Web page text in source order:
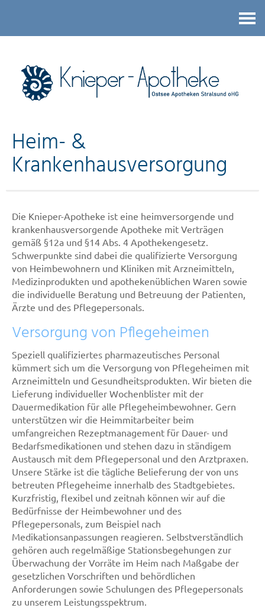
Heim- &
Krankenhausversorgung
Die Knieper-Apotheke ist eine heimversorgende und
krankenhausversorgende Apotheke mit Verträgen
gemäß §12a und §14 Abs. 4 Apothekengesetz.
Schwerpunkte sind dabei die qualifizierte Versorgung
von Heimbewohnern und Kliniken mit Arzneimitteln,
Medizinprodukten und apothekenüblichen Waren sowie
die individuelle Beratung und Betreuung der Patienten,
Ärzte und des Pflegepersonals.
Versorgung von Pflegeheimen
Speziell qualifiziertes pharmazeutisches Personal
kümmert sich um die Versorgung von Pflegeheimen mit
Arzneimitteln und Gesundheitsprodukten. Wir bieten die
Lieferung individueller Wochenblister mit der
Dauermedikation für alle Pflegeheimbewohner. Gern
unterstützen wir die Heimmitarbeiter beim
umfangreichen Rezeptmanagement für Dauer- und
Bedarfsmedikationen und stehen dazu in ständigem
Austausch mit dem Pflegepersonal und den Arztpraxen.
Unsere Stärke ist die tägliche Belieferung der von uns
betreuten Pflegeheime innerhalb des Stadtgebietes.
Kurzfristig, flexibel und zeitnah können wir auf die
Bedürfnisse der Heimbewohner und des
Pflegepersonals, zum Beispiel nach
Medikationsanpassungen reagieren. Selbstverständlich
gehören auch regelmäßige Stationsbegehungen zur
Überwachung der Vorräte im Heim nach Maßgabe der
gesetzlichen Vorschriften und behördlichen
Anforderungen sowie Schulungen des Pflegepersonals
zu unserem Leistungsspektrum.